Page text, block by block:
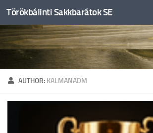
Skip to content
Törökbálinti Sakkbarátok SE
AUTHOR: KALMANADM